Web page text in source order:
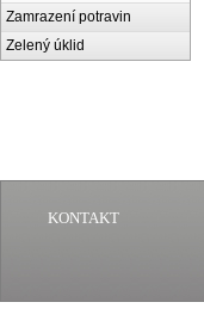
Zamrazení potravin
Zelený úklid
KONTAKT